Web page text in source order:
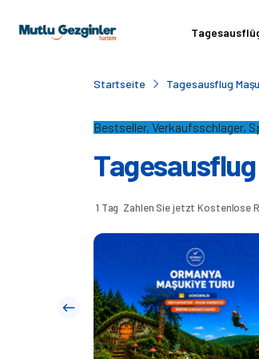
Startseite Tagesausflug
Bestseller, Verkaufsschlager,
1 Tag Zahlen Sie jetzt Kostenlose